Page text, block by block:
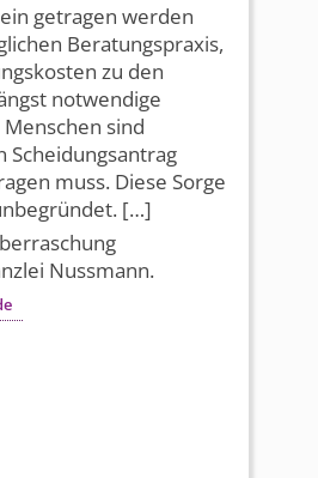
getragen werden
Beratungspraxis,
zu den
notwendige
sind
Scheidungsantrag
muss. Diese Sorge
[…]
Nussmann.